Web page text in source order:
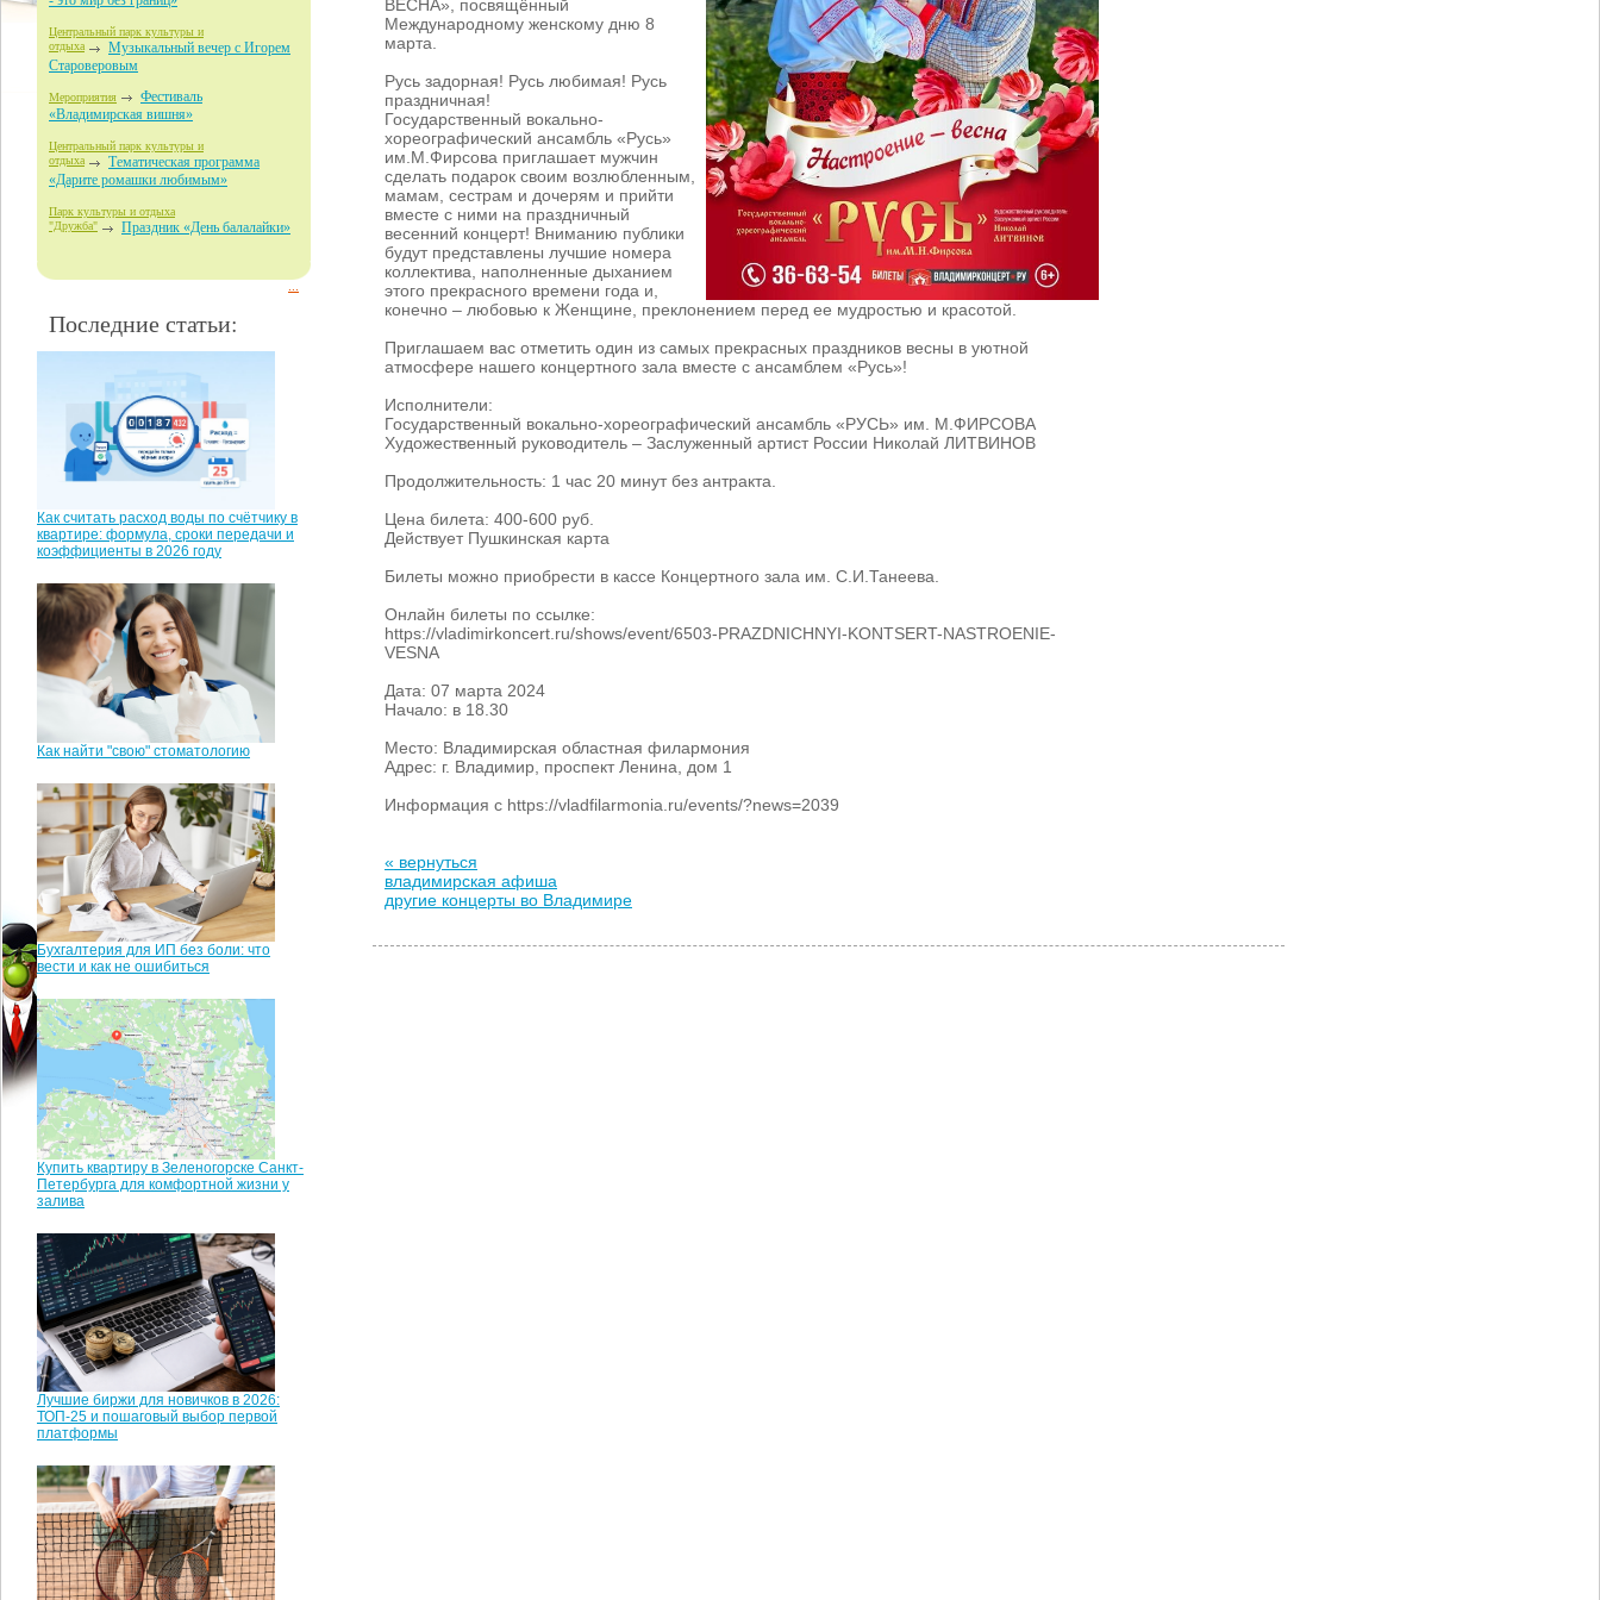
Центральный парк культуры и
отдыха
Музыкальный вечер с Игорем
Староверовым
Мероприятия
Фестиваль
«Владимирская вишня»
Центральный парк культуры и
отдыха
Тематическая программа
«Дарите ромашки любимым»
Парк культуры и отдыха
"Дружба" Праздник «День балалайки»
Последние статьи:
Как считать расход воды по счётчику в
квартире: формула, сроки передачи и
коэффициенты в 2026 году
Как найти "свою" стоматологию
Бухгалтерия для ИП без боли: что
вести и как не ошибиться
Купить квартиру в Зеленогорске Санкт-
Петербурга для комфортной жизни у
залива
Лучшие биржи для новичков в 2026:
ТОП-25 и пошаговый выбор первой
платформы
ВЕСНА», посвящённый
Международному женскому дню 8
марта.
Русь задорная! Русь любимая! Русь
праздничная!
Государственный вокально-
хореографический ансамбль «Русь»
им.М.Фирсова приглашает мужчин
сделать подарок своим возлюбленным,
мамам, сестрам и дочерям и прийти
вместе с ними на праздничный
весенний концерт! Вниманию публики
будут представлены лучшие номера
коллектива, наполненные дыханием
этого прекрасного времени года и,
конечно – любовью к Женщине, преклонением перед ее мудростью и красотой.
Приглашаем вас отметить один из самых прекрасных праздников весны в уютной
атмосфере нашего концертного зала вместе с ансамблем «Русь»!
Исполнители:
Государственный вокально-хореографический ансамбль «РУСЬ» им. М.ФИРСОВА
Художественный руководитель – Заслуженный артист России Николай ЛИТВИНОВ
Продолжительность: 1 час 20 минут без антракта.
Цена билета: 400-600 руб.
Действует Пушкинская карта
Билеты можно приобрести в кассе Концертного зала им. С.И.Танеева.
Онлайн билеты по ссылке:
https://vladimirkoncert.ru/shows/event/6503-PRAZDNICHNYI-KONTSERT-NASTROENIE-
VESNA
Дата: 07 марта 2024
Начало: в 18.30
Место: Владимирская областная филармония
Адрес: г. Владимир, проспект Ленина, дом 1
Информация с https://vladfilarmonia.ru/events/?news=2039
« вернуться
владимирская афиша
другие концерты во Владимире